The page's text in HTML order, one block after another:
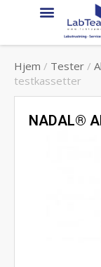
Hjem / Tester /
testkassetter
NADAL®